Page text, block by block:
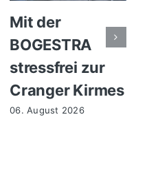
Mit der
BOGESTRA
stressfrei zur
Cranger Kirmes
06. August 2026